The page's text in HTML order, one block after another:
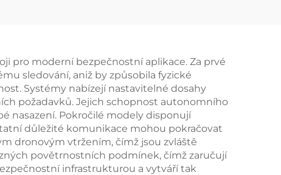
pro moderní bezpečnostní aplikace. Za prvé
sledování, aniž by způsobila fyzické
Systémy nabízejí nastavitelné dosahy
požadavků. Jejich schopnost autonomního
nasazení. Pokročilé modely disponují
důležité komunikace mohou pokračovat
dronovým vtržením, čímž jsou zvláště
povětrnostních podmínek, čímž zaručují
infrastrukturou a vytváří tak